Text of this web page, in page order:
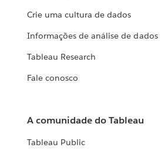
Crie uma cultura de dados
Informações de análise de dados
Tableau Research
Fale conosco
A comunidade do Tableau
Tableau Public